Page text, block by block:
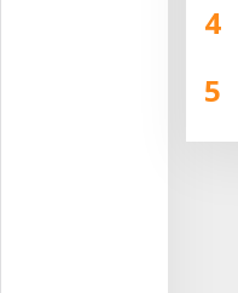
4
5